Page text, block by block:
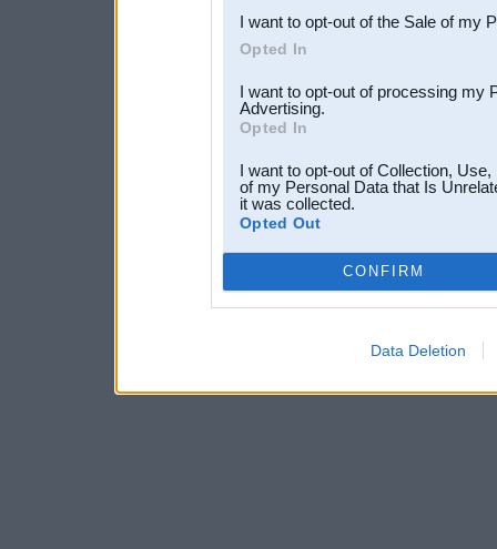
I want to opt-out of the Sale of my
Opted In
I want to opt-out of processing my
Advertising.
Opted In
I want to opt-out of Collection,
of my Personal Data that Is
it was collected.
Opted Out
CONFIRM
Data Deletion